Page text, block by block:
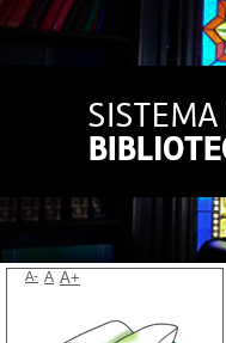
A- A A+